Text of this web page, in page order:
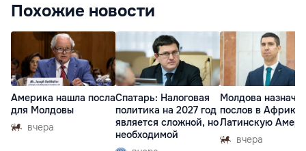
Похожие новости
Америка нашла посла
для Молдовы
вчера
Спатарь: Налоговая
политика на 2027 год
является сложной, но
необходимой
Молдова
послов в Африку
Латинскую
вчера